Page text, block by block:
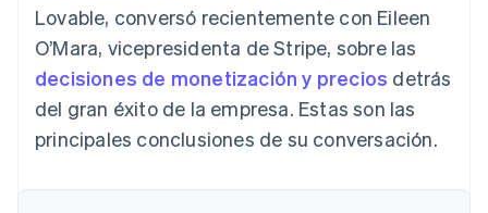
Sesiones de Stripe 2026
Descubre cómo Stripe construye la infraestructura
Mirar ahora
Lovable, conversó recientemente con Eileen
O’Mara, vicepresidenta de Stripe, sobre las
decisiones de monetización y precios detrás
del gran éxito de la empresa. Estas son las
principales conclusiones de su conversación.